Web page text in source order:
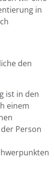
in
den
ist in den
einem
Person